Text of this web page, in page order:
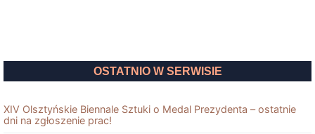
OSTATNIO W SERWISIE
XIV Olsztyńskie Biennale Sztuki o Medal Prezydenta – ostatnie
dni na zgłoszenie prac!